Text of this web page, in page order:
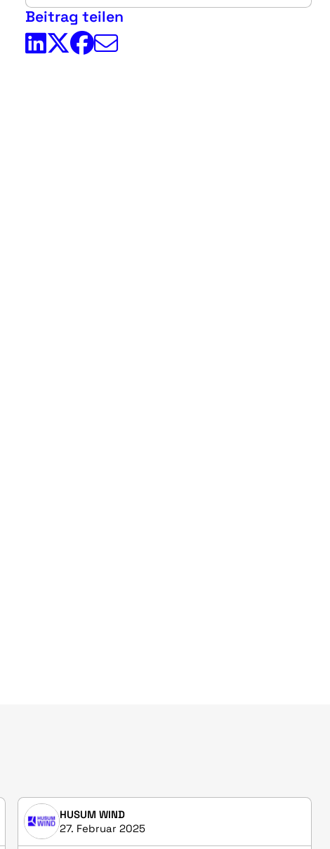
Beitrag teilen
HUSUM WIND
27. Februar 2025